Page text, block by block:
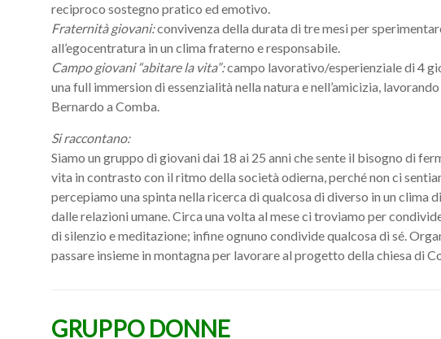
reciproco sostegno pratico ed emotivo.
Fraternità giovani:convivenza della durata di tre mesi per
all’egocentratura in un clima fraterno e responsabile.
Campo giovani “abitare la vita”:campo lavorativo/esperienziale di 4
una full immersion di essenzialità nella natura e nell’amicizia,
Bernardo a Comba.
Si raccontano:
Siamo un gruppo di giovani dai 18 ai 25 anni che sente il bisogno di
vita in contrasto con il ritmo della società odierna, perché non ci
percepiamo una spinta nella ricerca di qualcosa di diverso in un clima
dalle relazioni umane. Circa una volta al mese ci troviamo per
di silenzio e meditazione; infine ognuno condivide qualcosa di sé.
passare insieme in montagna per lavorare al progetto della chiesa di
GRUPPO DONNE